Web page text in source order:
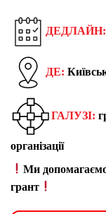
ДЕДЛАЙН:
ДЕ:
ГАЛУЗІ: г
організації
Ми
грант